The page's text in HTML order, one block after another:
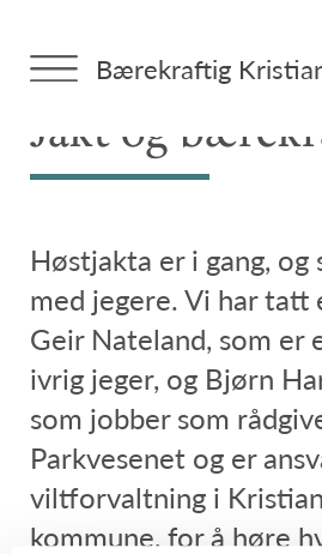
Bærekraftig
Jakt og
Høstjakta er i gang, og
med jegere. Vi har tatt
Geir Nateland, som er
ivrig jeger, og Bjørn
som jobber som
Parkvesenet og er
viltforvaltning i
kommune, for å høre